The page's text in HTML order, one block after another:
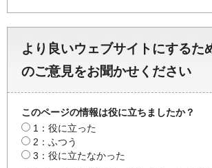
より良いウェブサイトにするた
のご意見をお聞かせください
このページの情報は役に立ちましたか？
1：役に立った
2：ふつう
3：役に立たなかった